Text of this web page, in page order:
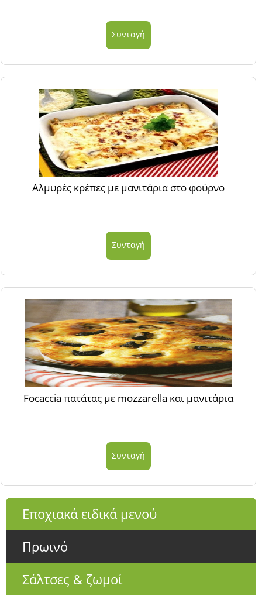
Συνταγή
Αλμυρές κρέπες με μανιτάρια στο φούρνο
Συνταγή
Focaccia πατάτας με mozzarella και μανιτάρια
Συνταγή
Εποχιακά ειδικά μενού
Πρωινό
Σάλτσες & ζωμοί